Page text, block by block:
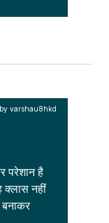
नहीं
बनाकर
by varshau8hkd